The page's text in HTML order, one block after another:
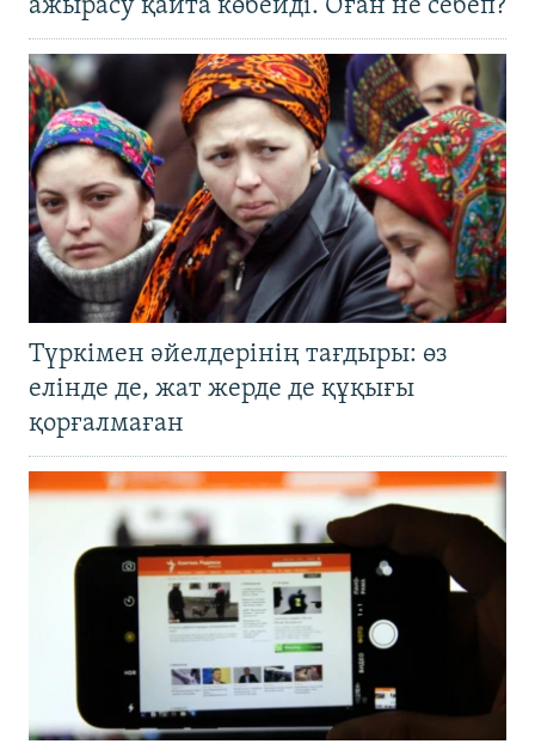
ажырасу қайта көбейді. Оған не себеп?
Түркімен әйелдерінің тағдыры: өз
елінде де, жат жерде де құқығы
қорғалмаған